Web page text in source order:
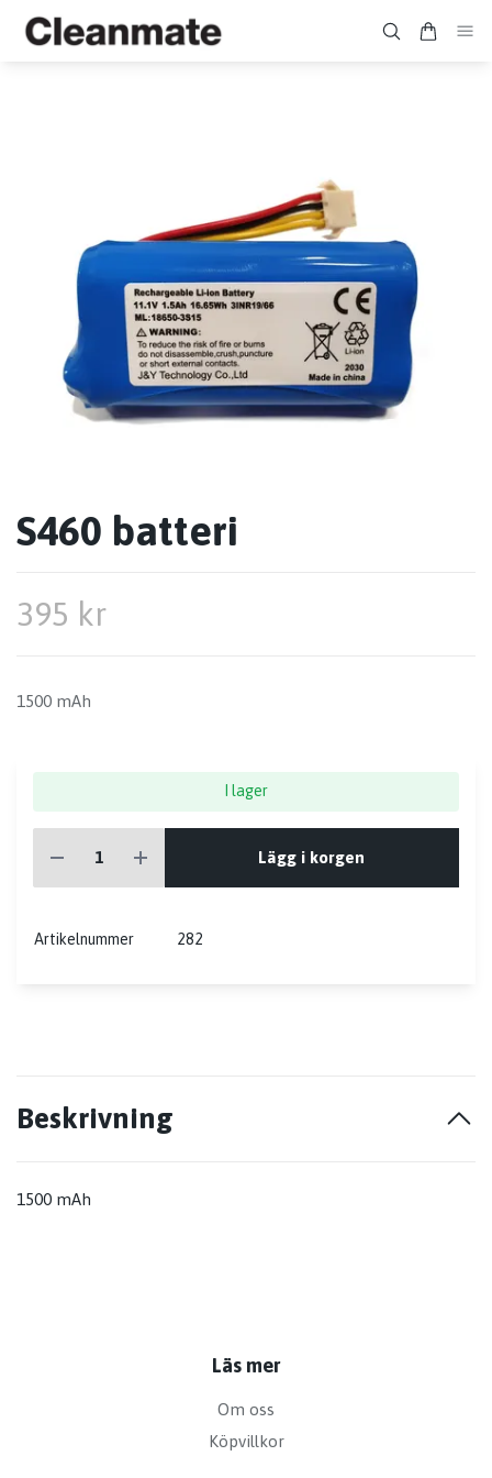
S460 batteri
395 kr
1500 mAh
I lager
Lägg i korgen
Artikelnummer 282
Beskrivning
1500 mAh
Läs mer
Om oss
Köpvillkor